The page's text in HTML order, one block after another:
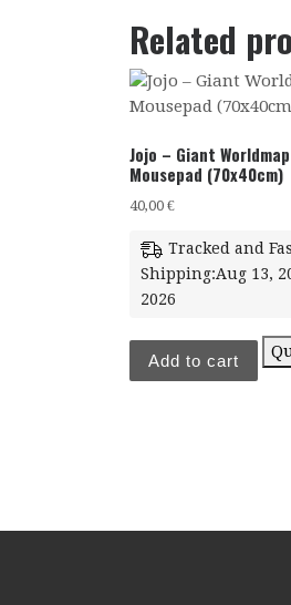
Related
Jojo – Giant
Mousepad (70x40cm)
40,00 €
Tracked and
Shipping:Aug 13,
2026
Add to cart